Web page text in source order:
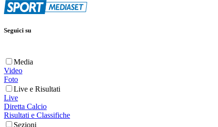
Seguici su
Media
Video
Foto
Live e Risultati
Live
Diretta Calcio
Risultati e Classifiche
Sezioni